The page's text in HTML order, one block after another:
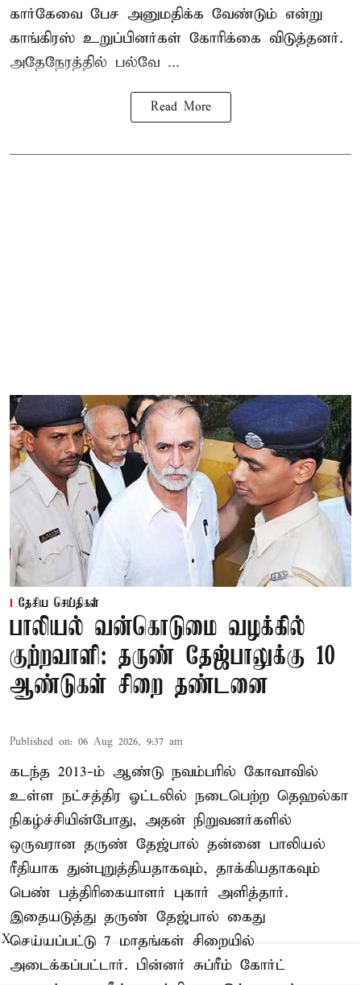
கார்கேவை பேச அனுமதிக்க வேண்டும் என்று
காங்கிரஸ் உறுப்பினர்கள் கோரிக்கை விடுத்தனர்.
அதேநேரத்தில் பல்வே ...
Read More
தேசிய செய்திகள்
பாலியல் வன்கொடுமை வழக்கில்
குற்றவாளி: தருண் தேஜ்பாலுக்கு 10
ஆண்டுகள் சிறை தண்டனை
Published on: 06 Aug 2026, 9:37 am
கடந்த 2013-ம் ஆண்டு நவம்பரில் கோவாவில்
உள்ள நட்சத்திர ஓட்டலில் நடைபெற்ற தெஹல்கா
நிகழ்ச்சியின்போது, அதன் நிறுவனர்களில்
ஒருவரான தருண் தேஜ்பால் தன்னை பாலியல்
ரீதியாக துன்புறுத்தியதாகவும், தாக்கியதாகவும்
பெண் பத்திரிகையாளர் புகார் அளித்தார்.
இதையடுத்து தருண் தேஜ்பால் கைது
செய்யப்பட்டு 7 மாதங்கள் சிறையில்
அடைக்கப்பட்டார். பின்னர் சுப்ரீம் கோர்ட்
X